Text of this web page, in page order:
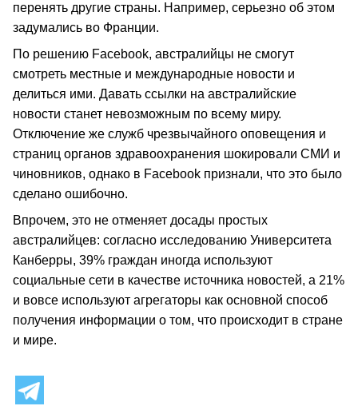
перенять другие страны. Например, серьезно об этом
задумались во Франции.
По решению Facebook, австралийцы не смогут
смотреть местные и международные новости и
делиться ими. Давать ссылки на австралийские
новости станет невозможным по всему миру.
Отключение же служб чрезвычайного оповещения и
страниц органов здравоохранения шокировали СМИ и
чиновников, однако в Facebook признали, что это было
сделано ошибочно.
Впрочем, это не отменяет досады простых
австралийцев: согласно исследованию Университета
Канберры, 39% граждан иногда используют
социальные сети в качестве источника новостей, а 21%
и вовсе используют агрегаторы как основной способ
получения информации о том, что происходит в стране
и мире.